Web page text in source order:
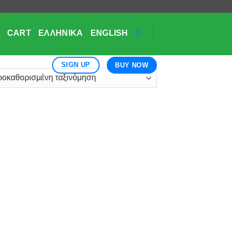
CART ΕΛΛΗΝΙΚΆ ENGLISH
SIGN UP BUY NOW